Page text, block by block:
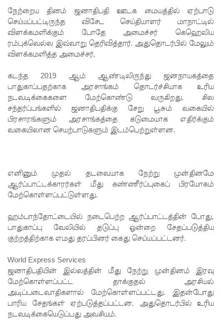
திருத்தத்தி
ற்கு
எதிராக
நடவடிக்
கை -
ஐக்கிய
மக்கள்
னை
உயர்தரப்
பரீட்சார்த்
திகளுக்கா
முதல்
விசேட
போக்குவ
ரத்து
நேற்றைய தினம் ஜனாதிபதி ஊடக மையத்தில் ஏற்பாடு
செய்யப்பட்டிருந்த விசேட செய்தியாளர் மாநாட்டில்
விளக்கமளிக்கும் போதே அமைச்சர் கெஹெலிய
ரம்புக்வெல்ல இவ்வாறு தெரிவித்தார். அதுதொடர்பில் மேலும்
விளக்கமளித்த அமைச்சர்,
கடந்த 2019 ஆம் ஆண்டிலிருந்து ஜனநாயகத்தை
பாதுகாப்பதற்காக அரசாங்கம் தொடர்ச்சியாக உரிய
நடவடிக்கைகளை மேற்கொண்டு வருகிறது. சில
சந்தர்ப்பங்களில் ஜனாதிபதிக்கு சேறு பூசும் வகையில்
பிரசாரங்களும் அரசாங்கத்தை கடுமையாக எதிர்க்கும்
வகையிலான செயற்பாடுகளும் இடம்பெற்றுள்ளன.
எனினும் முதல் தடவையாக நேற்று முன்தினமே
ஆர்ப்பாட்டக்காரர்கள் மீது கண்ணீர்ப்புகைப் பிரயோகம்
மேற்கொள்ளப்பட்டுள்ளது.
ஹம்பாந்தோட்டையில் நடைபெற்ற ஆர்ப்பாட்டத்தின் போது,
பாதுகாப்பு வேலியில் தடுப்பு ஒன்றை சேதப்படுத்திய
குற்றத்திற்காக எமது தரப்பினர் கைது செய்யப்பட்டனர்.
World Express Services
ஜனாதிபதியின் இல்லத்தின் மீது நேற்று முன்தினம் இரவு
மேற்கொள்ளப்பட்ட தாக்குதல் அரசியல்
அடிப்படைவாதிகளால் மேற்கொள்ளப்பட்டது. இதன்போது
பாரிய சேதங்கள் ஏற்படுத்தப்பட்டன. அதுதொடர்பில் உரிய
நடவடிக்கையெடுப்பது அவசியம்.